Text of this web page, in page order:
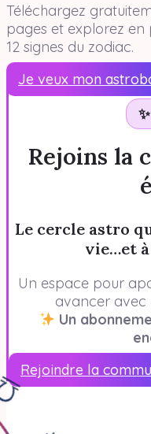
Téléchargez
pages et explorez en
12 signes du zodiac.
Je veux mon
Rejoins la
Le cercle astro
vie…et
Un espace pour
avancer avec
Un
Rejoindre la